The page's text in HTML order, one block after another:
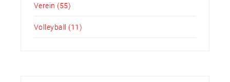
Verein (55)
Volleyball (11)